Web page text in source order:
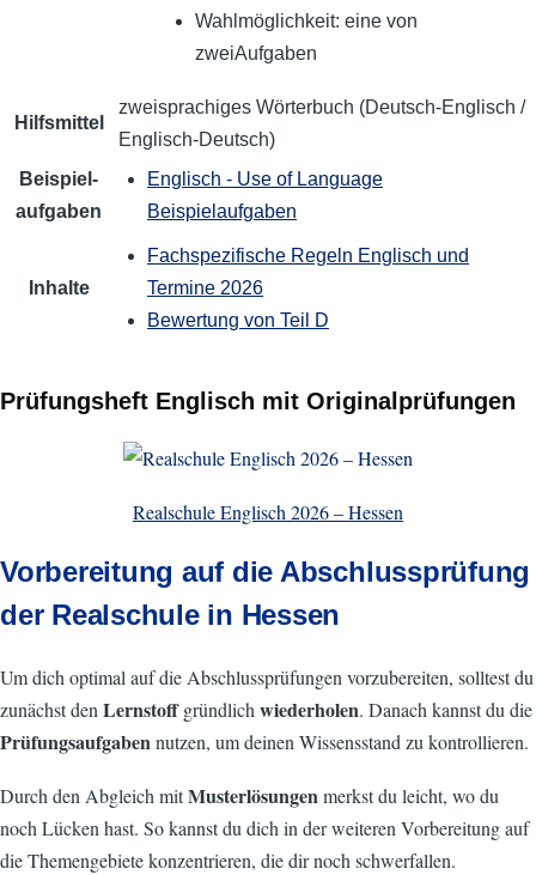
Wahlmöglichkeit: eine von
zweiAufgaben
Hilfsmittel
zweisprachiges Wörterbuch (Deutsch-Englisch /
Englisch-Deutsch)
Beispiel­
aufgaben
Englisch - Use of Language
Beispielaufgaben
Inhalte
Fach­spezi­fische Regeln Englisch und
Termine 2026
Bewertung von Teil D
Prüfungsheft Englisch mit Originalprüfungen
Realschule Englisch 2026 – Hessen
Vorbereitung auf die Abschlussprüfung
der Realschule in Hessen
Um dich optimal auf die Abschlussprüfungen vorzubereiten, solltest du
zunächst denLernstoffgründlichwiederholen. Danach kannst du die
Prüfungsaufgabennutzen, um deinen Wissensstand zu kontrollieren.
Durch den Abgleich mitMusterlösungenmerkst du leicht, wo du
noch Lücken hast. So kannst du dich in der weiteren Vorbereitung auf
die Themengebiete konzentrieren, die dir noch schwerfallen.